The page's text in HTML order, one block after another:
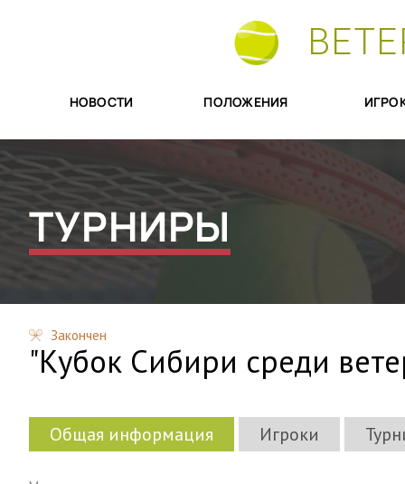
НОВОСТИ ПОЛОЖЕНИЯ
ТУРНИРЫ
Закончен
"Кубок Сибири среди
Общая информация Игроки